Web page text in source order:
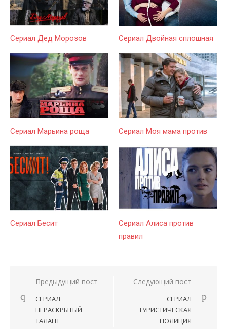
Сериал Дед Морозов Сериал Двойная сплошная
Сериал Марьина роща Сериал Моя мама против
Сериал Бесит
Сериал Алиса против
правил
Навигация
записям
Предыдущий пост
СЕРИАЛ
НЕРАСКРЫТЫЙ
ТАЛАНТ
Следующий пост
СЕРИАЛ
ТУРИСТИЧЕСКАЯ
ПОЛИЦИЯ